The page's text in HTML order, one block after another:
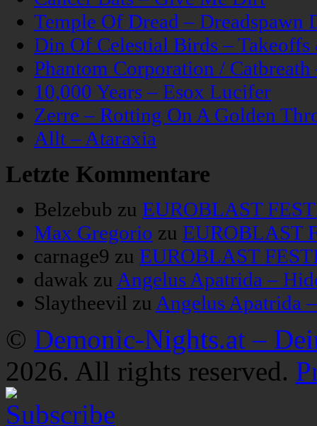
Temple Of Dread – Dreadspawn
Din Of Celestial Birds –
Phantom Corporation /
10,000 Years – Esox Lucifer
Zerre – Rotting On A Golden
Allt – Ataraxia
Letzte Kommentare
Belzebub zu EUROBLAST
Max Gregorio zu EUROBLAST
carnage9 zu EUROBLAST
dawak zu Angelus Apatrida –
Slaytheevil zu Angelus Apatrida
© Demonic-Nights.at –
2026. All rights reserved.